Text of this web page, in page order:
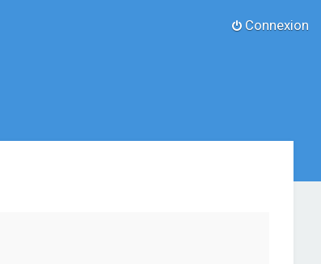
Connexion